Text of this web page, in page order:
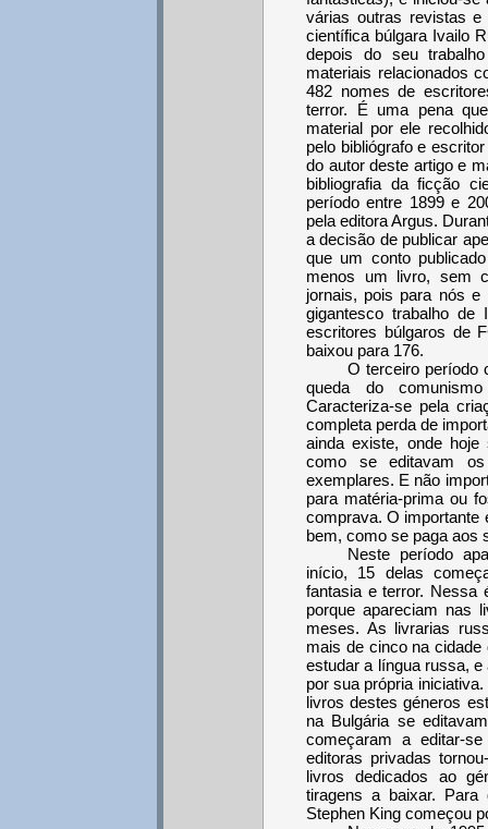
várias outras revistas e
científica búlgara Ivailo
depois do seu
materiais relacionados
482 nomes de
terror. É uma pena
material por ele
pelo bibliógrafo e
do autor deste artigo e
bibliografia da ficção
período entre 1899 e
pela editora Argus.
a decisão de publicar
que um conto
menos um livro, sem
jornais, pois para nós
gigantesco trabalho
escritores búlgaros de
baixou para 176.
O terceiro período
queda do
Caracteriza-se pela
completa perda de
ainda existe, onde
como se editavam
exemplares. E não
para matéria-prima ou
comprava. O importante
bem, como se paga aos
Neste período
início, 15 delas
fantasia e terror. Nessa
porque apareciam nas
meses. As livrarias
mais de cinco na cidade
estudar a língua russa,
por sua própria
livros destes géneros
na Bulgária se
começaram a editar-
editoras privadas
livros dedicados ao
tiragens a baixar.
Stephen King começou